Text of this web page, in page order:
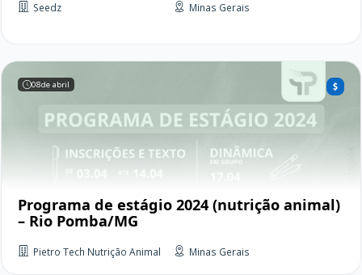
Seedz Minas Gerais
08de abril
Programa de estágio 2024 (nutrição animal)
– Rio Pomba/MG
Pietro Tech Nutrição Animal Minas Gerais